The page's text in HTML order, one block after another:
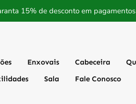
15% de desconto em
Enxovais Cabeceira
Sala Fale Conosco